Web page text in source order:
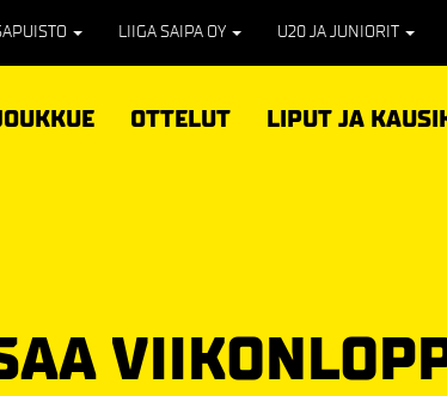
LIIGA SAIPA OY U20 JA JUNIORIT
OTTELUT LIPUT JA